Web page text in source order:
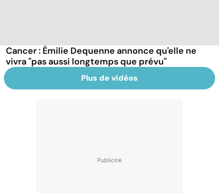
Cancer : Émilie Dequenne annonce qu'elle ne
vivra "pas aussi longtemps que prévu"
Plus de vidéos